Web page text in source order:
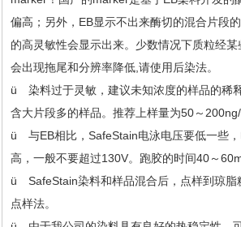
偏高；另外，EB显示不出来酶切的混合片段
的高灵敏性会显示出来。少数情况下质粒经
会出现拖尾和分辨率降低,请使用后染法。
ü 染料过于灵敏，建议未知浓度的样品的稀
含大片段多的样品。推荐上样量为50～
ü 与EB相比，SafeStain电泳电压要低一些
高，一般不要超过130V。跑胶的时间40～
ü SafeStain染料和样品混合后，点样到琼脂
点样法。